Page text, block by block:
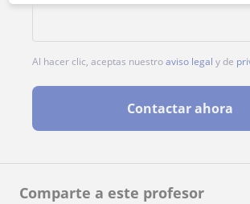
Comparte a este profesor
Al hacer clic, aceptas nuestroaviso legal y de
Contactar ahora